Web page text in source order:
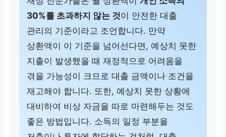
30%를 초과하지 않는 것이 안전한 대출
관리의 기준이라고 조언합니다. 만약
상환액이 이 기준을 넘어선다면, 예상치 못한
지출이 발생했을 때 재정적으로 어려움을
겪을 가능성이 크므로 대출 금액이나 조건을
재고해야 합니다. 또한, 예상치 못한 상황에
대비하여 비상 자금을 따로 마련해두는 것도
좋은 방법입니다. 소득의 일정 부분을